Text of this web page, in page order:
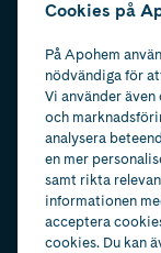
Cookies på
På Apohem
nödvändiga för
Vi använder
och
analysera
en mer
samt rikta
informationen
acceptera
cookies. Du kan